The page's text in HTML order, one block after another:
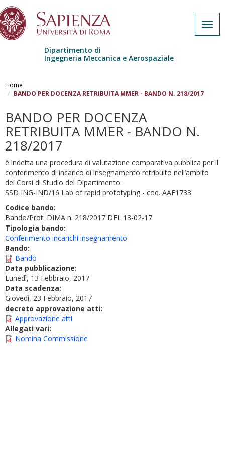
Dipartimento di
Ingegneria Meccanica e Aerospaziale
Home
BANDO PER DOCENZA RETRIBUITA MMER - BANDO N. 218/2017
BANDO PER DOCENZA
RETRIBUITA MMER - BANDO N.
218/2017
è indetta una procedura di valutazione comparativa pubblica per il
conferimento di incarico di insegnamento retribuito nell’ambito
dei Corsi di Studio del Dipartimento:
SSD ING-IND/16 Lab of rapid prototyping - cod. AAF1733
Codice bando:
Bando/Prot. DIMA n. 218/2017 DEL 13-02-17
Tipologia bando:
Conferimento incarichi insegnamento
Bando:
Bando
Data pubblicazione:
Lunedì, 13 Febbraio, 2017
Data scadenza:
Giovedì, 23 Febbraio, 2017
decreto approvazione atti:
Approvazione atti
Allegati vari:
Nomina Commissione